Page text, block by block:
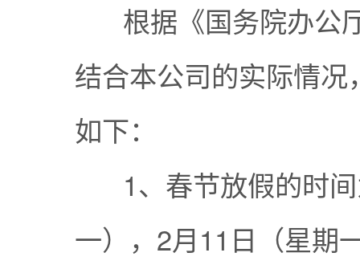
根据《国务院办公
结合本公司的实际情
如下：
1、春节放假的时间
一），2月11日（星期